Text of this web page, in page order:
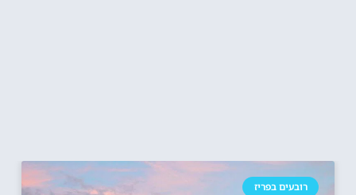
רובעים בפריז